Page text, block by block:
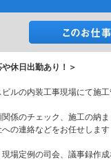
や休日出勤あり！＞
ルの内装工事現場にて施
係のチェック、施工の納
の連絡などをお任せします
場定例の司会、議事録作